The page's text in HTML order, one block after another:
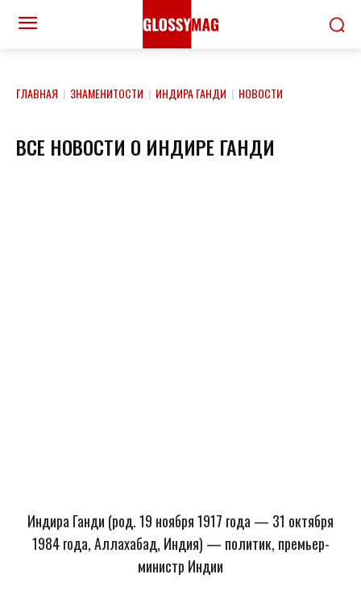
ГЛАВНАЯ | ЗНАМЕНИТОСТИ | ИНДИРА ГАНДИ | НОВОСТИ
ВСЕ НОВОСТИ О ИНДИРЕ ГАНДИ
Индира Ганди (род. 19 ноября 1917 года — 31 октября
1984 года, Аллахабад, Индия) — политик, премьер-
министр Индии